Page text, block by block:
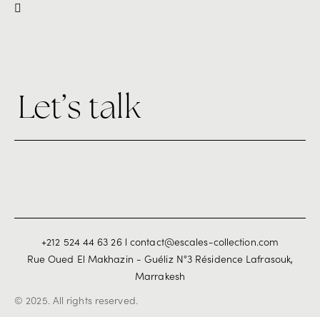
Let’s talk
© 2025. All rights reserved.
+212 524 44 63 26 l contact@escales-collection.com
Rue Oued El Makhazin - Guéliz N°3 Résidence Lafrasouk,
Marrakesh